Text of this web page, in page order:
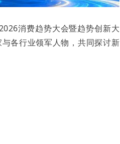
消费趋势大会暨趋势创新大
各行业领军人物，共同探讨新